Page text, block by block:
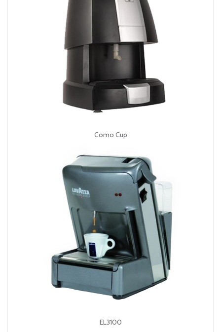
Como Cup
EL3100